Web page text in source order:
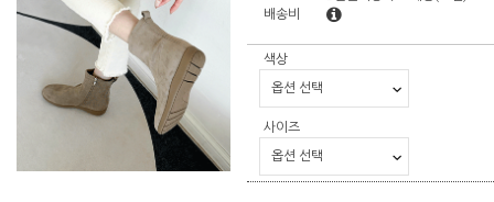
배송비
색상
사이즈